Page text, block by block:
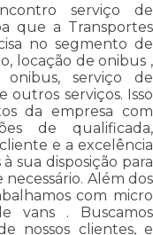
serviço de
que a Transportes
no segmento de
locação de onibus ,
serviço de
outros serviços. Isso
da empresa com
de qualificada,
e a excelência
sua disposição para
Além dos
com micro
vans . Buscamos
nossos clientes, e